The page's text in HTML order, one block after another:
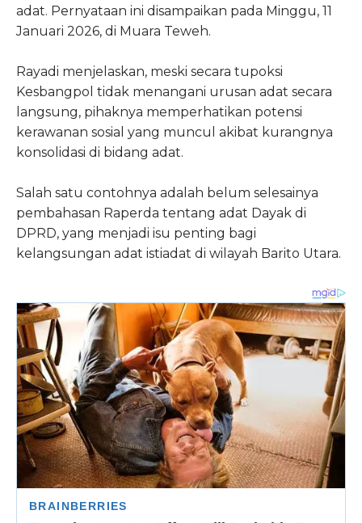
adat. Pernyataan ini disampaikan pada Minggu, 11
Januari 2026, di Muara Teweh.
Rayadi menjelaskan, meski secara tupoksi
Kesbangpol tidak menangani urusan adat secara
langsung, pihaknya memperhatikan potensi
kerawanan sosial yang muncul akibat kurangnya
konsolidasi di bidang adat.
Salah satu contohnya adalah belum selesainya
pembahasan Raperda tentang adat Dayak di
DPRD, yang menjadi isu penting bagi
kelangsungan adat istiadat di wilayah Barito Utara.